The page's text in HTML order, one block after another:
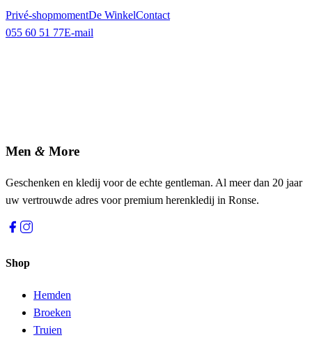
Privé-shopmomentDe WinkelContact
055 60 51 77E-mail
Men & More
Geschenken en kledij voor de echte gentleman. Al meer dan 20 jaar
uw vertrouwde adres voor premium herenkledij in Ronse.
Shop
Hemden
Broeken
Truien